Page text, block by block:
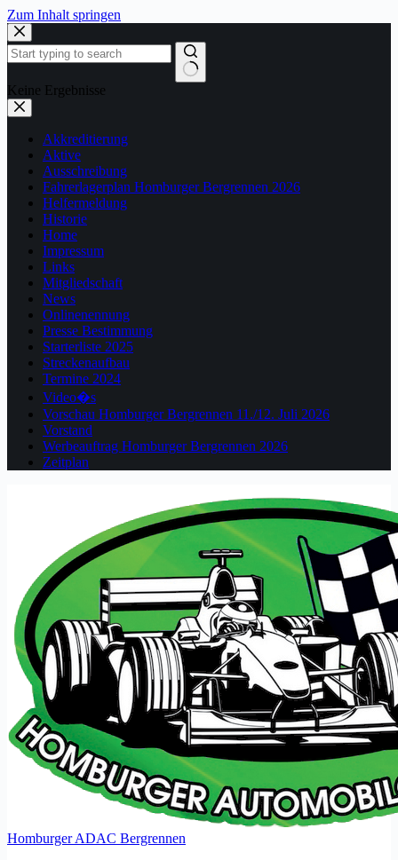
Zum Inhalt springen
Keine Ergebnisse
Akkreditierung
Aktive
Ausschreibung
Fahrerlagerplan Homburger Bergrennen 2026
Helfermeldung
Historie
Home
Impressum
Links
Mitgliedschaft
News
Onlinenennung
Presse Bestimmung
Starterliste 2025
Streckenaufbau
Termine 2024
Video�s
Vorschau Homburger Bergrennen 11./12. Juli 2026
Vorstand
Werbeauftrag Homburger Bergrennen 2026
Zeitplan
Homburger ADAC Bergrennen